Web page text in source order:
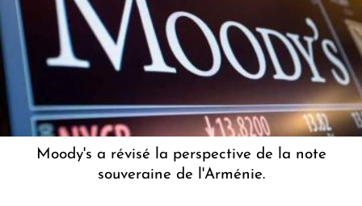
Moody's a révisé la perspective de la note
souveraine de l'Arménie.